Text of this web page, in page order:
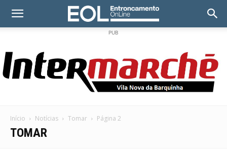
PUB
Início Notícias Tomar Página 2
TOMAR